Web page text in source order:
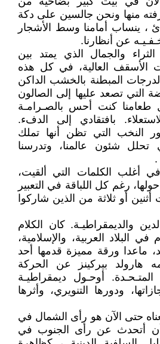
منها ونحن جالسين على دكة
، ينساب أمامنا وسط الأشجار
عن أنظارنا.
والجمال الذي يمتد بين
الأسقف العالية، في كل هذه
المبطنة بالخشب الداكن
التي تصعد عليها إلى الصالون
طعامنا كنت أحس بالصـرامـة
بافتقادي إلى الدفء.
النخب التي تظن أنها تملك
شئون عالمنا، وتدرسنا
.
أغلب الكلمات التي ألقيت،
رغم كل اللباقة في التعبير
أو ثلاثة من الذين شاركوا
والديمقراطيـة. كان الكلام
البلاد العربية، والإسلامية،
ماعدا ورقة مميزة قدمها أحد
هارولد بيركينز عن الحركة
المتـحـدة. أوحـول ديمقراطيـة
ودورها التنويري، وأثرها
حتى الآن هو رأى الشمال في
أن أتحدث عن رأى الجنوب في